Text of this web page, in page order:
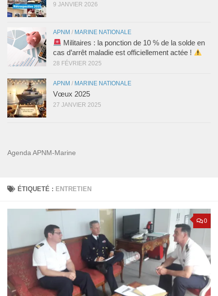
ÉTIQUETÉ : ENTRETIEN
0
9 JANVIER 2026
APNM / MARINE NATIONALE
Militaires : la ponction de 10 % de la solde en
cas d’arrêt maladie est officiellement actée !
28 FÉVRIER 2025
APNM / MARINE NATIONALE
Vœux 2025
27 JANVIER 2025
Agenda APNM-Marine